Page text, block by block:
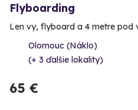
Flyboarding
Len vy, flyboard a 4 metre pod
Olomouc (Náklo)
(+ 3 ďalšie lokality)
65 €